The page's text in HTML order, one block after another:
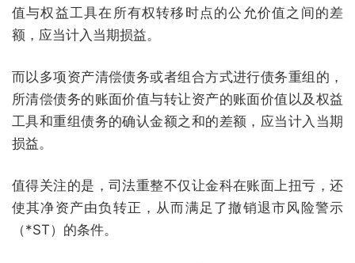
值与权益工具在所有权转移时点的公允价值之间的差
额，应当计入当期损益。
而以多项资产清偿债务或者组合方式进行债务重组的，
所清偿债务的账面价值与转让资产的账面价值以及权益
工具和重组债务的确认金额之和的差额，应当计入当期
损益。
值得关注的是，司法重整不仅让金科在账面上扭亏，还
使其净资产由负转正，从而满足了撤销退市风险警示
（*ST）的条件。